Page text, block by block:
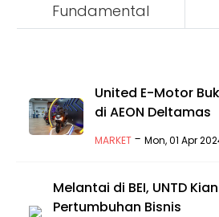
Fundamental
United E-Motor
di AEON Deltamas
MARKET -Mon, 01 Apr
Melantai di BEI, UNTD
Pertumbuhan Bisnis